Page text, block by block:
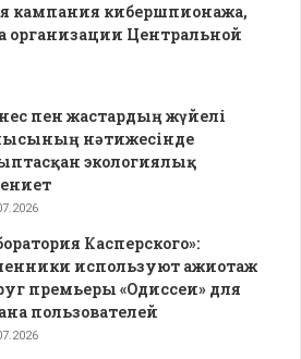
кампания кибершпионажа,
организации Центральной
пен жастардың жүйелі
нәтижесінде
экологиялық
Касперского»:
используют ажиотаж
премьеры «Одиссеи» для
пользователей